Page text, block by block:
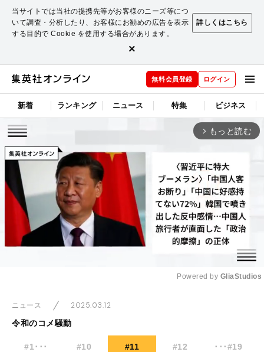
当サイトでは当社の提携先等がお客様のニーズ等につ
いて調査・分析したり、お客様にお勧めの広告を表示
する目的で Cookie を使用する場合があります。
詳しくはこちら
×
無料会員登録 ログイン
新着 ランキング ニュース 特集 ビジネス
arrow_forward_ios もっと読む
Powered by GliaStudios
ニュース
2025.03.12
令和のコメ騒動
#1･･･ #10 #11 #12 ･･･#19